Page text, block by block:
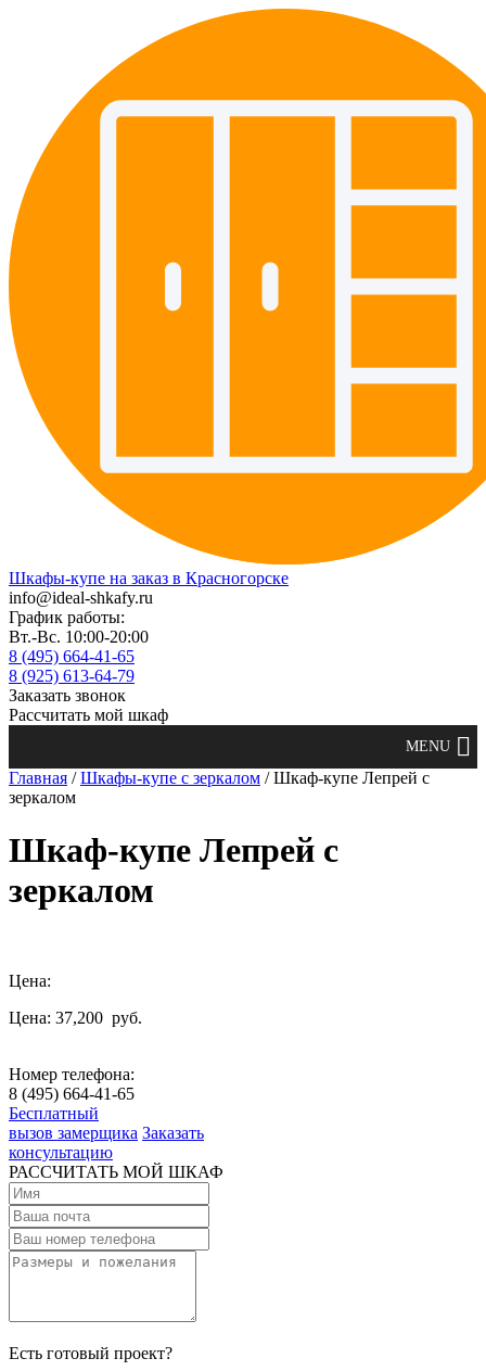
Шкафы-купе на заказ в Красногорске
info@ideal-shkafy.ru
График работы:
Вт.-Вс. 10:00-20:00
8 (495) 664-41-65
8 (925) 613-64-79
Заказать звонок
Рассчитать мой шкаф
Главная /Шкафы-купе с зеркалом / Шкаф-купе Лепрей с
зеркалом
Шкаф-купе Лепрей с
зеркалом
Цена:
Цена: 37,200 руб.
Номер телефона:
8 (495) 664-41-65
Бесплатный
вызов замерщика Заказать
консультацию
РАССЧИТАТЬ МОЙ ШКАФ
Есть готовый проект?